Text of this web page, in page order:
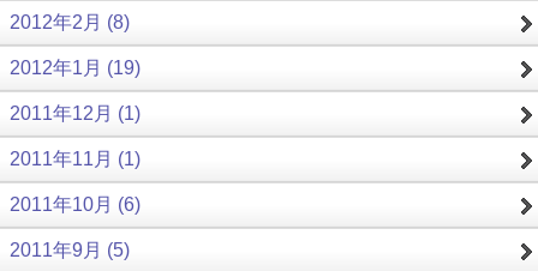
2012年2月 (8)
2012年1月 (19)
2011年12月 (1)
2011年11月 (1)
2011年10月 (6)
2011年9月 (5)